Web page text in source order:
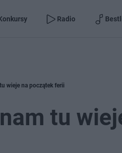
Radio
wieje na początek ferii
tu